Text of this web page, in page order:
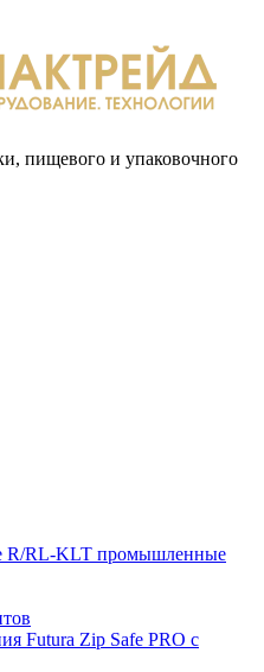
пищевого и упаковочного
R/RL-KLT промышленные
Futura Zip Safe PRO с